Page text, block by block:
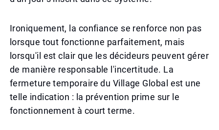
Ironiquement, la confiance se renforce non pas
lorsque tout fonctionne parfaitement, mais
lorsqu'il est clair que les décideurs peuvent gérer
de manière responsable l'incertitude. La
fermeture temporaire du Village Global est une
telle indication : la prévention prime sur le
fonctionnement à court terme.